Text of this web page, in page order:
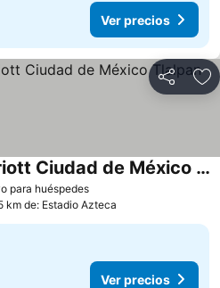
Ver precios
Compartir
para huéspedesVer precios
City Express by Marriott Ciudad de México Tlalpan
km de: Estadio Azteca
Ver precios